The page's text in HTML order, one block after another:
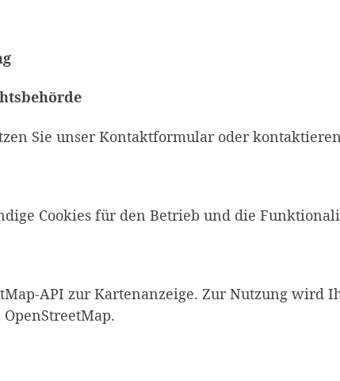
Sie unser Kontaktformular oder
Cookies für den Betrieb und die
API zur Kartenanzeige. Zur Nutzung wird